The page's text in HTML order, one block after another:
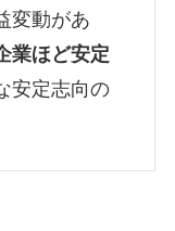
変動があ
業ほど安定
安定志向の